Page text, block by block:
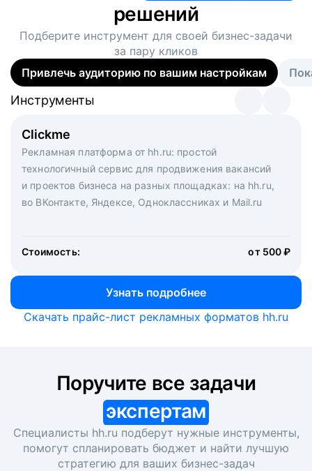
решений
Подберите инструмент для своей бизнес-задачи
за пару кликов
Привлечь аудиторию по вашим настройкам
Clickme
Рекламная платформа от hh.ru: простой
технологичный сервис для продвижения вакансий
и проектов бизнеса на разных площадках: на hh.ru,
во ВКонтакте, Яндексе, Одноклассниках и Mail.ru
Стоимость: от 500 ₽
Узнать подробнее
Инструменты
Вакансия дня
Рекламный формат для вакансий на главной странице
hh.ru. Увеличивает количество откликов
Инструменты
Массовый подбор под ключ. Решите, сколько
кандидатов и когда вам нужно, и за дело возьмутся
маркетологи, рекрутеры и проектные менеджеры
hh.ru с целым набором digital-инструментов
Инструменты
Скачать прайс-лист рекламных форматов hh.ru
экспертам
Специалисты hh.ru подберут нужные инструменты,
помогут спланировать бюджет и найти лучшую
стратегию для ваших бизнес-задач